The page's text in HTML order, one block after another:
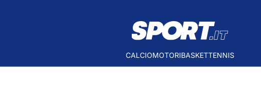
CALCIOMOTORIBASKETTENNIS